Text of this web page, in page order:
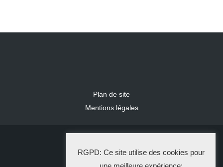
Plan de site
Mentions légales
La Solution Immo
RGPD: Ce site utilise des cookies pour